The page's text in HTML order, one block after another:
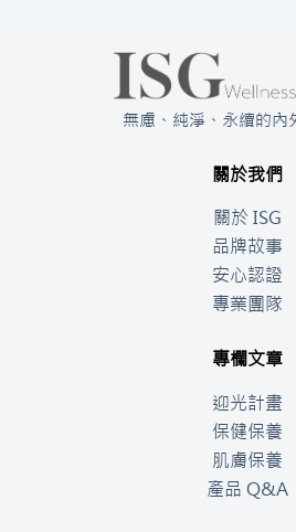
無慮、純淨、永續的內
關於我們
關於 ISG
品牌故事
安心認證
專業團隊
專欄文章
迎光計畫
保健保養
肌膚保養
產品 Q&A